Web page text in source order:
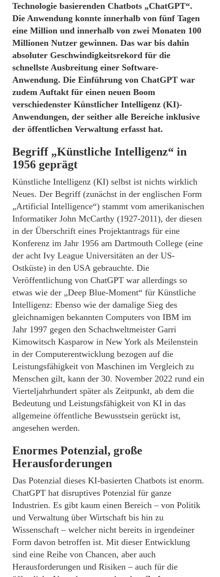
Technologie basierenden Chatbots „ChatGPT“.
Die Anwendung konnte innerhalb von fünf Tagen
eine Million und innerhalb von zwei Monaten 100
Millionen Nutzer gewinnen. Das war bis dahin
absoluter Geschwindigkeitsrekord für die
schnellste Ausbreitung einer Software-
Anwendung. Die Einführung von ChatGPT war
zudem Auftakt für einen neuen Boom
verschiedenster Künstlicher Intelligenz (KI)-
Anwendungen, der seither alle Bereiche inklusive
der öffentlichen Verwaltung erfasst hat.
Begriff „Künstliche Intelligenz“ in
1956 geprägt
Künstliche Intelligenz (KI) selbst ist nichts wirklich
Neues. Der Begriff (zunächst in der englischen Form
„Artificial Intelligence“) stammt vom amerikanischen
Informatiker John McCarthy (1927-2011), der diesen
in der Überschrift eines Projektantrags für eine
Konferenz im Jahr 1956 am Dartmouth College (eine
der acht Ivy League Universitäten an der US-
Ostküste) in den USA gebrauchte. Die
Veröffentlichung von ChatGPT war allerdings so
etwas wie der „Deep Blue-Moment“ für Künstliche
Intelligenz: Ebenso wie der damalige Sieg des
gleichnamigen bekannten Computers von IBM im
Jahr 1997 gegen den Schachweltmeister Garri
Kimowitsch Kasparow in New York als Meilenstein
in der Computerentwicklung bezogen auf die
Leistungsfähigkeit von Maschinen im Vergleich zu
Menschen gilt, kann der 30. November 2022 rund ein
Vierteljahrhundert später als Zeitpunkt, ab dem die
Bedeutung und Leistungsfähigkeit von KI in das
allgemeine öffentliche Bewusstsein gerückt ist,
angesehen werden.
Enormes Potenzial, große
Herausforderungen
Das Potenzial dieses KI-basierten Chatbots ist enorm.
ChatGPT hat disruptives Potenzial für ganze
Industrien. Es gibt kaum einen Bereich – von Politik
und Verwaltung über Wirtschaft bis hin zu
Wissenschaft – welcher nicht bereits in irgendeiner
Form davon betroffen ist. Mit dieser Entwicklung
sind eine Reihe von Chancen, aber auch
Herausforderungen und Risiken – auch für die